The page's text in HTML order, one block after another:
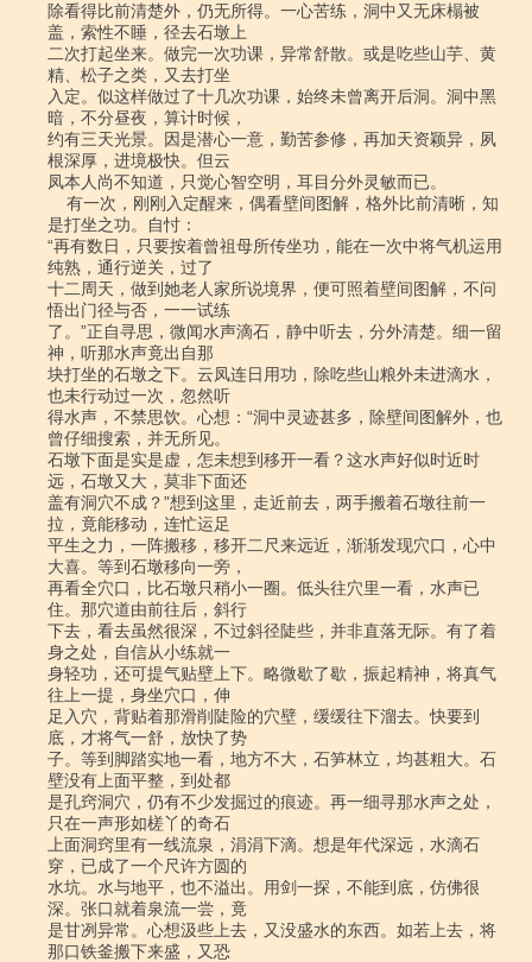
除看得比前清楚外，仍无所得。一心苦练，洞中又无床榻被
盖，索性不睡，径去石墩上
二次打起坐来。做完一次功课，异常舒散。或是吃些山芋、黄
精、松子之类，又去打坐
入定。似这样做过了十几次功课，始终未曾离开后洞。洞中黑
暗，不分昼夜，算计时候，
约有三天光景。因是潜心一意，勤苦参修，再加天资颖异，夙
根深厚，进境极快。但云
凤本人尚不知道，只觉心智空明，耳目分外灵敏而已。
是打坐之功。自忖：
“再有数日，只要按着曾祖母所传坐功，能在一次中将气机运用
纯熟，通行逆关，过了
十二周天，做到她老人家所说境界，便可照着壁间图解，不问
悟出门径与否，一一试练
了。”正自寻思，微闻水声滴石，静中听去，分外清楚。细一留
神，听那水声竟出自那
块打坐的石墩之下。云凤连日用功，除吃些山粮外未进滴水，
也未行动过一次，忽然听
得水声，不禁思饮。心想：“洞中灵迹甚多，除壁间图解外，也
曾仔细搜索，并无所见。
石墩下面是实是虚，怎未想到移开一看？这水声好似时近时
远，石墩又大，莫非下面还
盖有洞穴不成？”想到这里，走近前去，两手搬着石墩往前一
拉，竟能移动，连忙运足
平生之力，一阵搬移，移开二尺来远近，渐渐发现穴口，心中
大喜。等到石墩移向一旁，
再看全穴口，比石墩只稍小一圈。低头往穴里一看，水声已
住。那穴道由前往后，斜行
下去，看去虽然很深，不过斜径陡些，并非直落无际。有了着
身之处，自信从小练就一
身轻功，还可提气贴壁上下。略微歇了歇，振起精神，将真气
往上一提，身坐穴口，伸
足入穴，背贴着那滑削陡险的穴壁，缓缓往下溜去。快要到
底，才将气一舒，放快了势
子。等到脚踏实地一看，地方不大，石笋林立，均甚粗大。石
壁没有上面平整，到处都
是孔窍洞穴，仍有不少发掘过的痕迹。再一细寻那水声之处，
只在一声形如槎丫的奇石
上面洞窍里有一线流泉，涓涓下滴。想是年代深远，水滴石
穿，已成了一个尺许方圆的
水坑。水与地平，也不溢出。用剑一探，不能到底，仿佛很
深。张口就着泉流一尝，竟
是甘冽异常。心想汲些上去，又没盛水的东西。如若上去，将
那口铁釜搬下来盛，又恐